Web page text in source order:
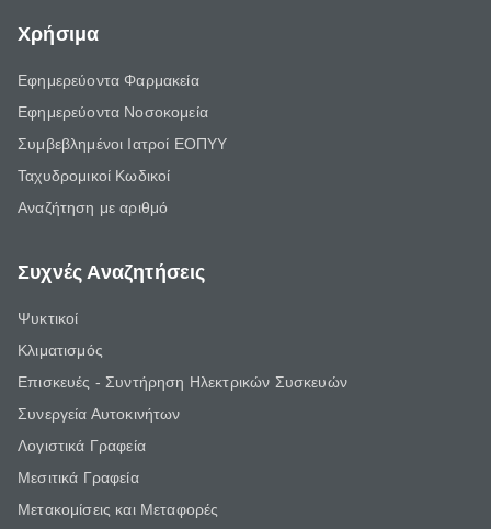
Χρήσιμα
Εφημερεύοντα Φαρμακεία
Εφημερεύοντα Νοσοκομεία
Συμβεβλημένοι Ιατροί ΕΟΠΥΥ
Ταχυδρομικοί Κωδικοί
Αναζήτηση με αριθμό
Συχνές Αναζητήσεις
Ψυκτικοί
Κλιματισμός
Επισκευές - Συντήρηση Ηλεκτρικών Συσκευών
Συνεργεία Αυτοκινήτων
Λογιστικά Γραφεία
Μεσιτικά Γραφεία
Μετακομίσεις και Μεταφορές